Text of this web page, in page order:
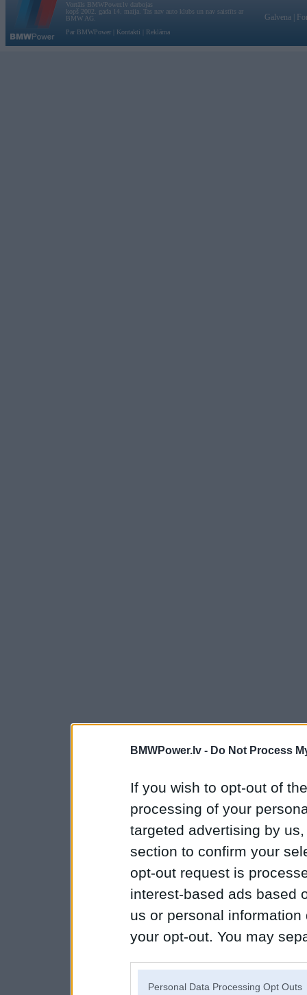
BMWPower.lv - Do Not Process
If you wish to opt-out of
processing of your
targeted advertising by
section to confirm your
opt-out request is
interest-based ads based
us or personal
your opt-out. You may
Personal Data Processing Opt Outs
Vortāls BMWPower.lv darbojas
kopš 2002. gada 14. maija. Tas nav auto klubs un nav saistīts ar
BMW AG.
Par BMWPower
Kontakti Reklāma
Galvena